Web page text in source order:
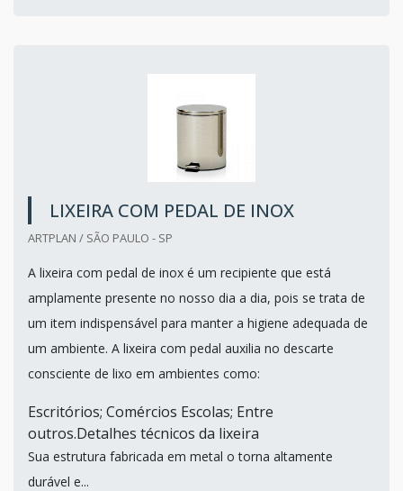
LIXEIRA COM PEDAL DE INOX
ARTPLAN / SÃO PAULO - SP
A lixeira com pedal de inox é um recipiente que está
amplamente presente no nosso dia a dia, pois se trata de
um item indispensável para manter a higiene adequada de
um ambiente. A lixeira com pedal auxilia no descarte
consciente de lixo em ambientes como:
Escritórios; Comércios Escolas; Entre
outros.Detalhes técnicos da lixeira
Sua estrutura fabricada em metal o torna altamente
durável e...